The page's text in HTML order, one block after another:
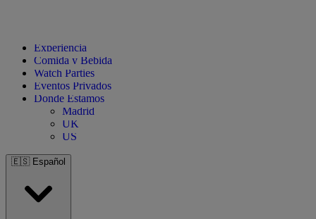
Experiencia
Comida y Bebida
Watch Parties
Eventos Privados
Donde Estamos
Madrid
UK
US
🇪🇸 Español